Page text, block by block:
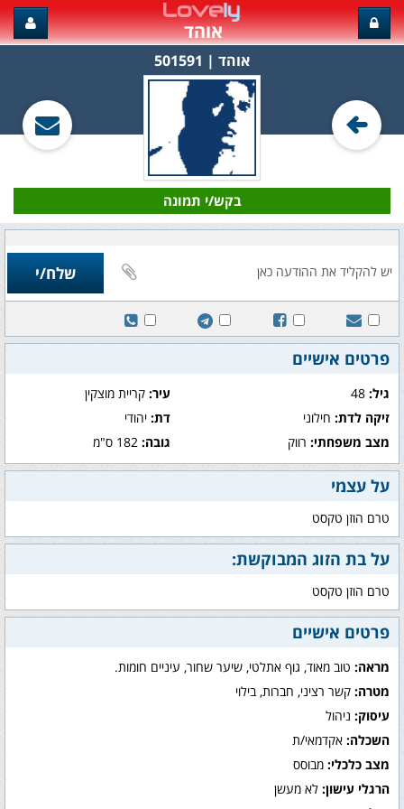
אוהד
אוהד‏ | 501591
בקש/י תמונה
פרטים אישיים
גיל: עיר:קריית מוצקין
זיקה לדת: חילוני דת:יהודי
מצב משפחתי: רווק גובה:182 ס"מ
על עצמי
טרם הוזן טקסט
על בת הזוג המבוקשת:
טרם הוזן טקסט
פרטים אישיים
מראה: טוב מאוד, גוף אתלטי, שיער שחור, עיניים חומות.
מטרה: קשר רציני, חברות, בילוי
עיסוק: ניהול
השכלה: אקדמאי/ת
מצב כלכלי: מבוסס
הרגלי עישון: לא מעשן